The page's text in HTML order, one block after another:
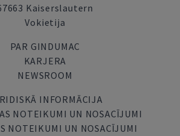
Kaiserslautern
Vokietija
PAR GINDUMAC
KARJERA
NEWSROOM
INFORMĀCIJA
NOTEIKUMI UN NOSACĪJUMI
NOTEIKUMI UN NOSACĪJUMI